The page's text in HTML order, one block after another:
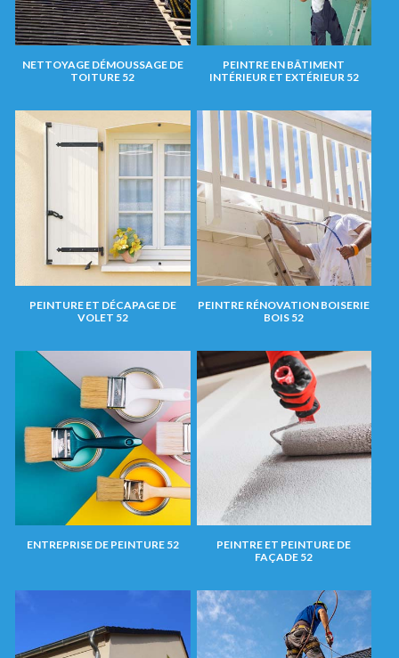
NETTOYAGE DÉMOUSSAGE DE
TOITURE 52
PEINTRE EN BÂTIMENT
INTÉRIEUR ET EXTÉRIEUR 52
PEINTURE ET DÉCAPAGE DE
VOLET 52
PEINTRE RÉNOVATION BOISERIE
BOIS 52
ENTREPRISE DE PEINTURE 52
PEINTRE ET PEINTURE DE
FAÇADE 52